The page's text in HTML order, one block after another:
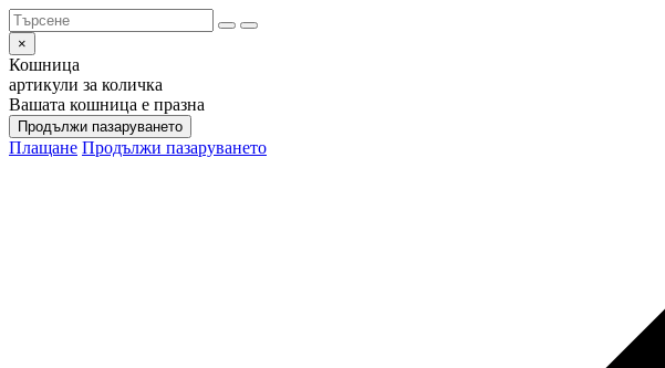
×
Кошница
артикули за количка
Вашата кошница е празна
Продължи пазаруването
Плащане Продължи пазаруването